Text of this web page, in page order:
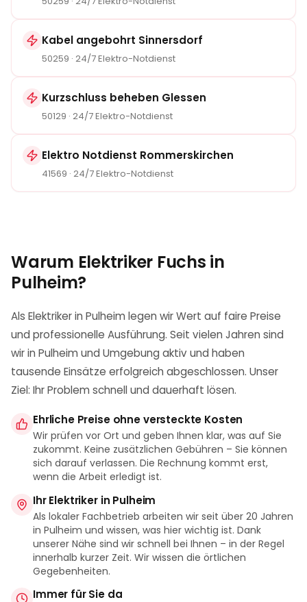
Kabel angebohrt Sinnersdorf
50259 · 24/7 Elektro-Notdienst
Kurzschluss beheben Glessen
50129 · 24/7 Elektro-Notdienst
Elektro Notdienst Rommerskirchen
41569 · 24/7 Elektro-Notdienst
Warum Elektriker Fuchs in
Pulheim?
Als Elektriker in Pulheim legen wir Wert auf faire Preise
und professionelle Ausführung. Seit vielen Jahren sind
wir in Pulheim und Umgebung aktiv und haben
tausende Einsätze erfolgreich abgeschlossen. Unser
Ziel: Ihr Problem schnell und dauerhaft lösen.
Ehrliche Preise ohne versteckte Kosten
Wir prüfen vor Ort und geben Ihnen klar, was auf Sie
zukommt. Keine zusätzlichen Gebühren – Sie können
sich darauf verlassen. Die Rechnung kommt erst,
wenn die Arbeit erledigt ist.
Ihr Elektriker in Pulheim
Als lokaler Fachbetrieb arbeiten wir seit über 20 Jahren
in Pulheim und wissen, was hier wichtig ist. Dank
unserer Nähe sind wir schnell bei Ihnen – in der Regel
innerhalb kurzer Zeit. Wir wissen die örtlichen
Gegebenheiten.
Immer für Sie da